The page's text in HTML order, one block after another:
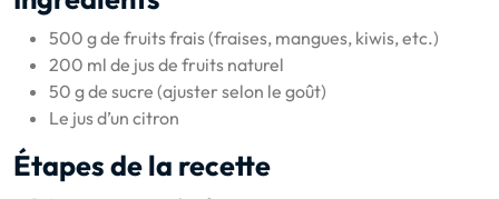
500 g de fruits frais (fraises, mangues, kiwis, etc.)
200 ml de jus de fruits naturel
50 g de sucre (ajuster selon le goût)
Le jus d’un citron
Étapes de la recette